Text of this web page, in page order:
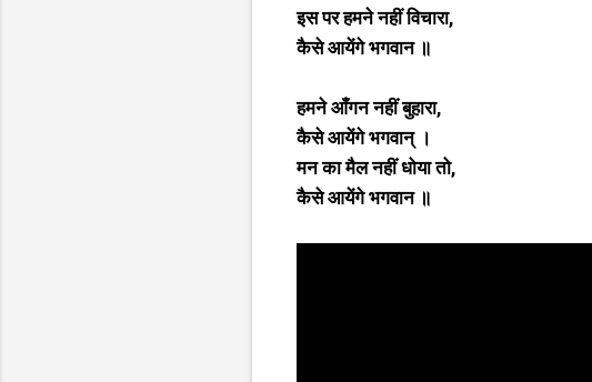
इस पर हमने नहीं विचारा,
कैसे आयेंगे भगवान ॥
हमने आँगन नहीं बुहारा,
कैसे आयेंगे भगवान् ।
मन का मैल नहीं धोया तो,
कैसे आयेंगे भगवान ॥